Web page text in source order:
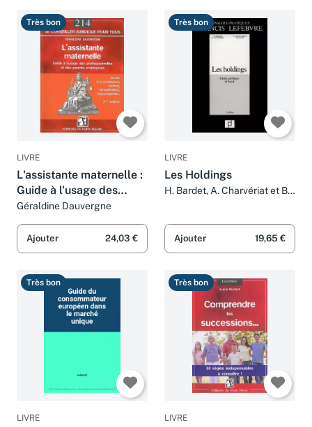
Très bon
LIVRE
L'assistante maternelle :
Guide à l'usage des
professionnelles et des
Géraldine Dauvergne
Ajouter 24,03 €
Très bon
LIVRE
Les Holdings
H. Bardet, A. Charvériat et B.
Ajouter 19,65 €
Très bon
LIVRE
Très bon
LIVRE